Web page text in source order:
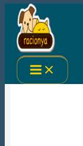
contenido